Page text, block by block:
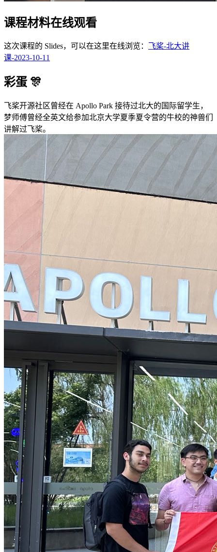
课程材料在线观看
这次课程的 Slides，可以在这里在线浏览： 飞桨-北大讲
课-2023-10-11
彩蛋 🎊
飞桨开源社区曾经在 Apollo Park 接待过北大的国际留学生，
梦师傅曾经全英文给参加北京大学夏季夏令营的牛校的神兽们
讲解过飞桨。